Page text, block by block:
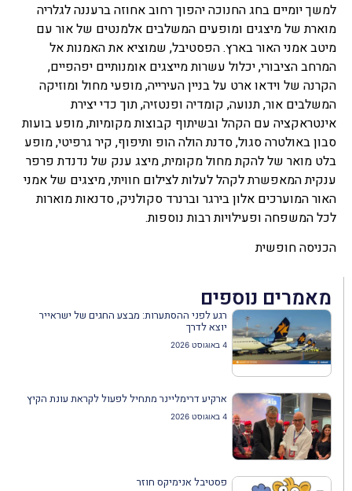
למשך יומיים בחג החנוכה יהפוך רחוב אחוזה ברעננה לגלריה
מוארת של מיצגים ומופעים המשלבים אלמנטים של אור עם
מיטב אמני האור בארץ. הפסטיבל, שמוציא את האמנות אל
המרחב הציבורי, יכלול עשרות מייצגים אומנותיים יפהפיים,
הקרנה של וידאו ארט על בניין העירייה, מופעי מחול ומוזיקה
המשלבים אור, תנועה, קומדיה ופנטזיה, תוך כדי יצירת
אינטראקציה עם הקהל ובשיתוף קבוצות מקומיות, מופע בועות
סבון באולטרה סגול, סדנת הולה הופ ותיפוף, קיר גרפיטי, מופע
בלט מואר של להקת מחול מקומית, מיצג ענק של נדנדת פרפר
ענקית המאפשרת לקהל לעלות לצילום חוויתי, מיצגים של אמני
האור המוערכים אלון בירגר וברנרד סקולניק, סדנאות מוארות
לכל המשפחה ופעילויות רבות נוספות.
הכניסה חופשית
מאמרים נוספים
רגע לפני ההסתערות: מבצע החגים של ישראייר
יוצא לדרך
4 באוגוסט 2026
ארקיע דרימליינר מתחיל לפעול לקראת עונת הקיץ
4 באוגוסט 2026
פסטיבל אנימיקס חוזר